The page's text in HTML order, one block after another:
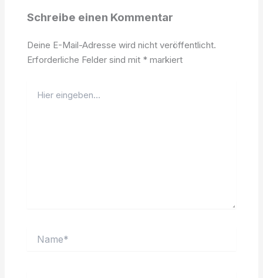
Schreibe einen Kommentar
Deine E-Mail-Adresse wird nicht veröffentlicht.
Erforderliche Felder sind mit *markiert
eingeben…